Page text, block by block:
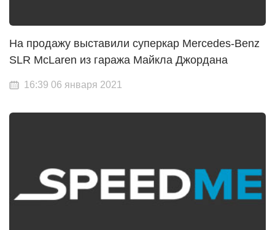
На продажу выставили суперкар Mercedes-Benz
SLR McLaren из гаража Майкла Джордана
16:39 06 января 2021